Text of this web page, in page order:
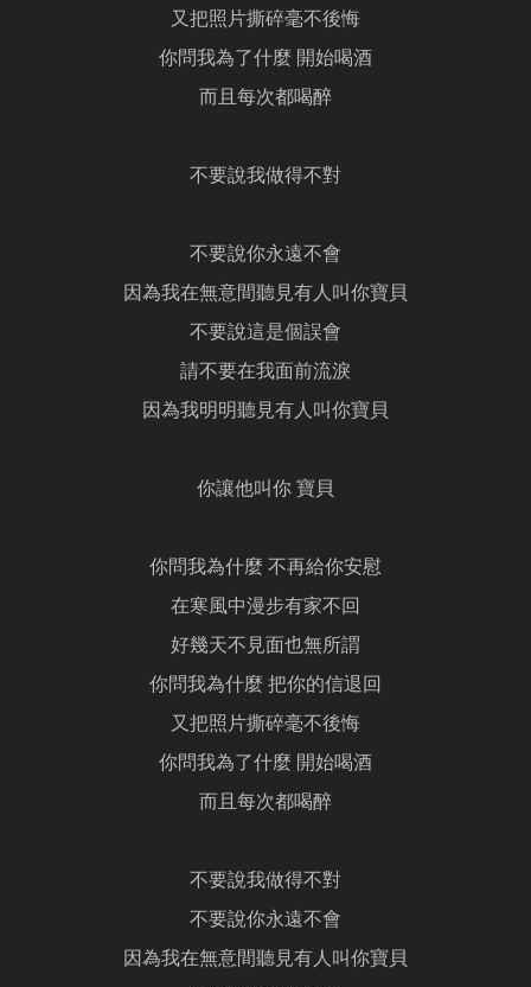
又把照片撕碎毫不後悔
你問我為了什麼 開始喝酒
而且每次都喝醉
不要說我做得不對
不要說你永遠不會
因為我在無意間聽見有人叫你寶貝
不要說這是個誤會
請不要在我面前流淚
因為我明明聽見有人叫你寶貝
你讓他叫你 寶貝
你問我為什麼 不再給你安慰
在寒風中漫步有家不回
好幾天不見面也無所謂
你問我為什麼 把你的信退回
又把照片撕碎毫不後悔
你問我為了什麼 開始喝酒
而且每次都喝醉
不要說我做得不對
不要說你永遠不會
因為我在無意間聽見有人叫你寶貝